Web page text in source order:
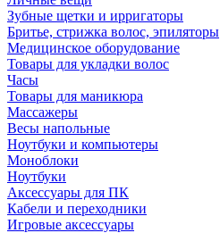
Зубные щетки и ирригаторы
Бритье, стрижка волос, эпиляторы
Медицинское оборудование
Товары для укладки волос
Часы
Товары для маникюра
Массажеры
Весы напольные
Ноутбуки и компьютеры
Моноблоки
Ноутбуки
Аксессуары для ПК
Кабели и переходники
Игровые аксессуары